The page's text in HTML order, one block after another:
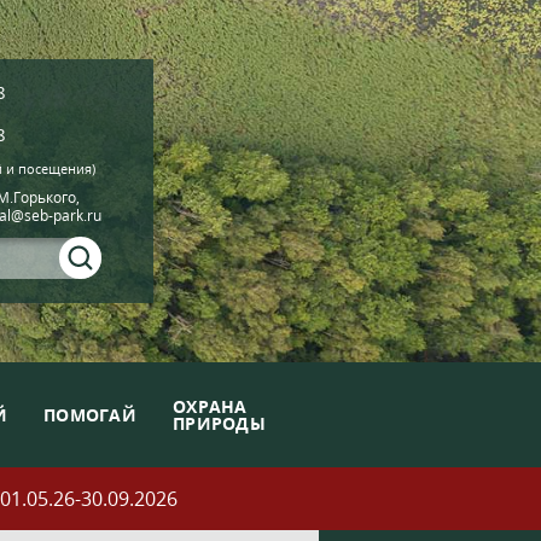
и посещения)
park.ru
ПОМОГАЙ ОХРАНА
ПРИРОДЫ
30.09.2026